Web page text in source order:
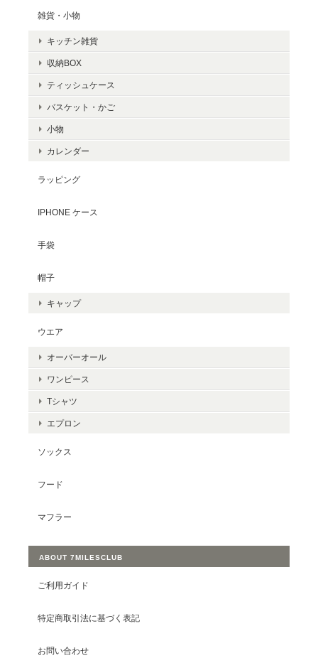
雑貨・小物
キッチン雑貨
収納BOX
ティッシュケース
バスケット・かご
小物
カレンダー
ラッピング
IPHONE ケース
手袋
帽子
キャップ
ウエア
オーバーオール
ワンピース
Tシャツ
エプロン
ソックス
フード
マフラー
ABOUT 7MILESCLUB
ご利用ガイド
特定商取引法に基づく表記
お問い合わせ